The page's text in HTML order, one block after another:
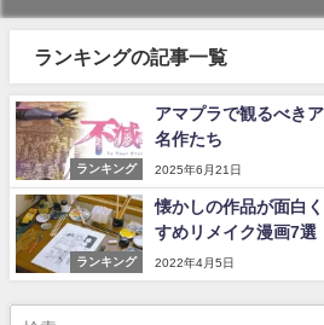
ランキングの記事一覧
ランキング
アマプラで観るべき
名作たち
2025年6月21日
ランキング
懐かしの作品が面白
すめリメイク漫画7選
2022年4月5日